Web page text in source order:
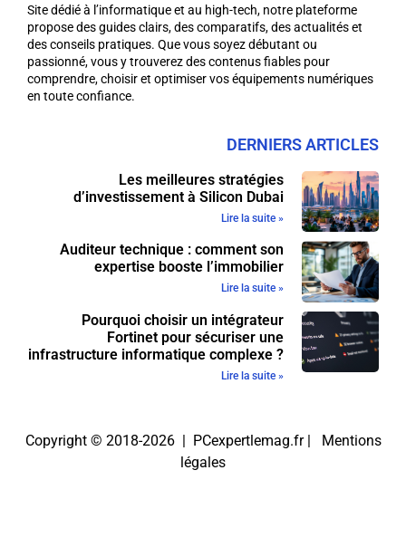
Site dédié à l’informatique et au high-tech, notre plateforme
propose des guides clairs, des comparatifs, des actualités et
des conseils pratiques. Que vous soyez débutant ou
passionné, vous y trouverez des contenus fiables pour
comprendre, choisir et optimiser vos équipements numériques
en toute confiance.
DERNIERS ARTICLES
Les meilleures stratégies
d’investissement à Silicon Dubai
Lire la suite »
Auditeur technique : comment son
expertise booste l’immobilier
Lire la suite »
Pourquoi choisir un intégrateur
Fortinet pour sécuriser une
infrastructure informatique complexe ?
Lire la suite »
Copyright © 2018-2026 | PCexpertlemag.fr | Mentions
légales